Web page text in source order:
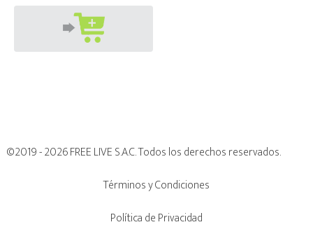
©2019 - 2026 FREE LIVE S.A.C. Todos los derechos reservados.
Términos y Condiciones
Política de Privacidad